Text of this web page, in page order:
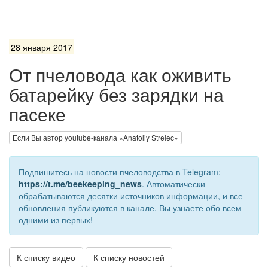
28 января 2017
От пчеловода как оживить
батарейку без зарядки на
пасеке
Если Вы автор youtube-канала «Anatoliy Strelec»
Подпишитесь на новости пчеловодства в Telegram:
https://t.me/beekeeping_news. Автоматически
обрабатываются десятки источников информации, и все
обновления публикуются в канале. Вы узнаете обо всем
одними из первых!
К списку видео К списку новостей